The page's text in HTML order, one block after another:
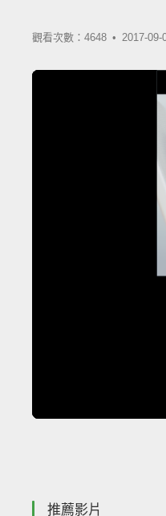
觀看次數：4648 • 2017-09-
推薦影片